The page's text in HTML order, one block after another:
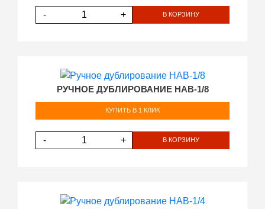
- + В КОРЗИНУ
РУЧНОЕ ДУБЛИРОВАНИЕ HAB-1/8
КУПИТЬ В 1 КЛИК
- + В КОРЗИНУ